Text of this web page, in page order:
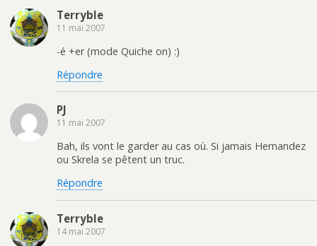
Terryble
11 mai 2007
-é +er (mode Quiche on) :)
Répondre
PJ
11 mai 2007
Bah, ils vont le garder au cas où. Si jamais Hernandez
ou Skrela se pêtent un truc.
Répondre
Terryble
14 mai 2007